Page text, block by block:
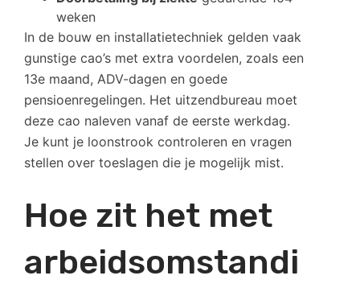
weken
In de bouw en installatietechniek gelden vaak
gunstige cao’s met extra voordelen, zoals een
13e maand, ADV-dagen en goede
pensioenregelingen. Het uitzendbureau moet
deze cao naleven vanaf de eerste werkdag.
Je kunt je loonstrook controleren en vragen
stellen over toeslagen die je mogelijk mist.
Hoe zit het met
arbeidsomstandi